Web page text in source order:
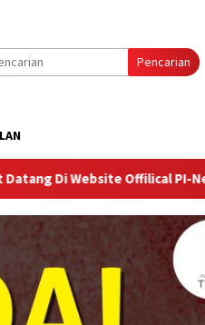
Pencarian
Offilical PI-News Online -